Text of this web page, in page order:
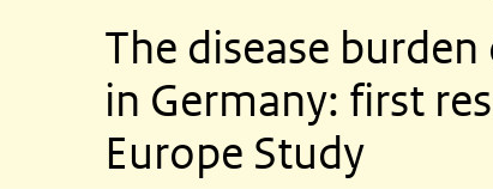
The disease
in Germany: first
Europe Study